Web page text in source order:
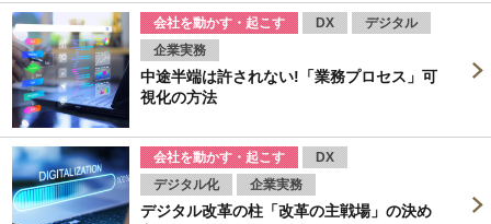
会社を動かす・起こす DX
デジタル
企業実務
中途半端は許されない!「業務プロセス」可
視化の方法
会社を動かす・起こす
DX
デジタル化
企業実務
デジタル改革の柱「改革の主戦場」の決め